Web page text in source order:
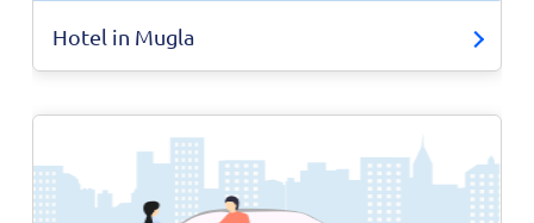
Hotel in Mugla